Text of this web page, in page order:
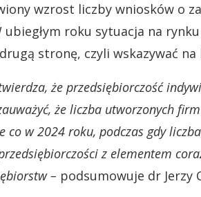
wzrost liczby wniosków o
roku sytuacja na
stronę, czyli wskazywać na
że przedsiębiorczość
że liczba utworzonych
w 2024 roku, podczas gdy
z elementem
– podsumowuje dr Jerzy